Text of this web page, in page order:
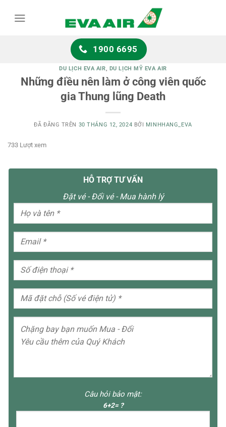
1900 6695
DU LỊCH EVA AIR, DU LỊCH MỸ EVA AIR
Những điều nên làm ở công viên quốc
gia Thung lũng Death
ĐÃ ĐĂNG TRÊN 30 THÁNG 12, 2024 BỞI MINHHANG_EVA
733 Lượt xem
HỖ TRỢ TƯ VẤN
Đặt vé - Đổi vé - Mua hành lý
Câu hỏi bảo mật:
6+2= ?